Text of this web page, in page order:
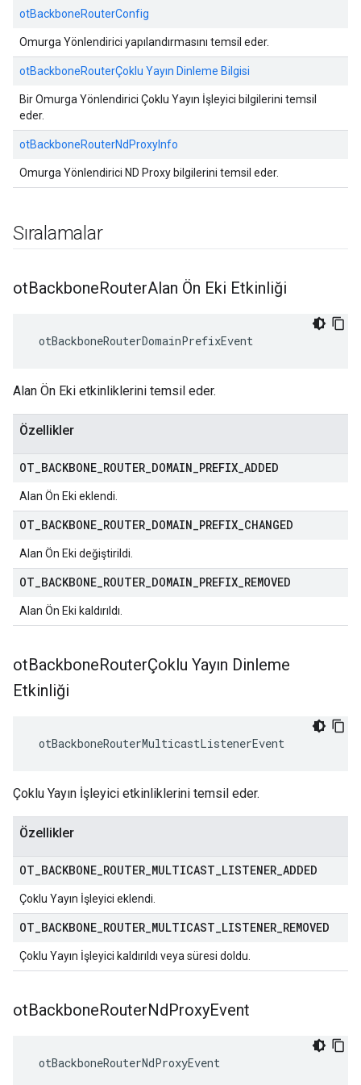
otBackboneRouterConfig
Omurga Yönlendirici yapılandırmasını temsil eder.
otBackboneRouterÇoklu Yayın Dinleme Bilgisi
Bir Omurga Yönlendirici Çoklu Yayın İşleyici bilgilerini temsil
eder.
otBackboneRouterNdProxyInfo
Omurga Yönlendirici ND Proxy bilgilerini temsil eder.
Sıralamalar
otBackboneRouterAlan Ön Eki Etkinliği
otBackboneRouterDomainPrefixEvent
Alan Ön Eki etkinliklerini temsil eder.
Özellikler
OT BACKBONE ROUTER DOMAIN PREFIX ADDED
Alan Ön Eki eklendi.
OT BACKBONE ROUTER DOMAIN PREFIX CHANGED
Alan Ön Eki değiştirildi.
OT BACKBONE ROUTER DOMAIN PREFIX REMOVED
Alan Ön Eki kaldırıldı.
otBackboneRouterÇoklu Yayın Dinleme
Etkinliği
otBackboneRouterMulticastListenerEvent
Çoklu Yayın İşleyici etkinliklerini temsil eder.
Özellikler
OT BACKBONE ROUTER MULTICAST LISTENER ADDED
Çoklu Yayın İşleyici eklendi.
OT BACKBONE ROUTER MULTICAST LISTENER REMOVED
Çoklu Yayın İşleyici kaldırıldı veya süresi doldu.
otBackboneRouterNdProxyEvent
otBackboneRouterNdProxyEvent